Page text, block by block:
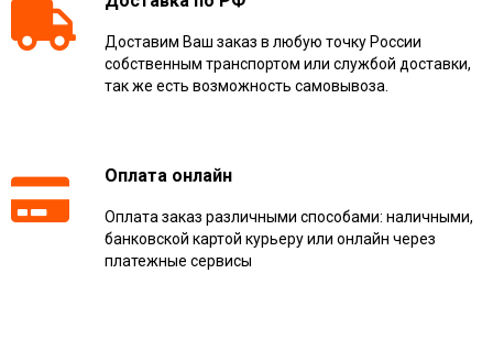
Доставим Ваш заказ в любую точку России
собственным транспортом или службой доставки,
так же есть возможность самовывоза.
Оплата онлайн
Оплата заказ различными способами: наличными,
банковской картой курьеру или онлайн через
платежные сервисы